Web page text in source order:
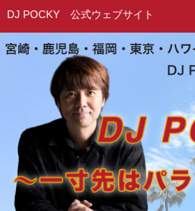
DJ POCKY 公式ウェブサイト